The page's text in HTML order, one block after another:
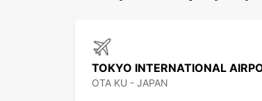
TOKYO INTERNATIONAL
OTA KU - JAPAN